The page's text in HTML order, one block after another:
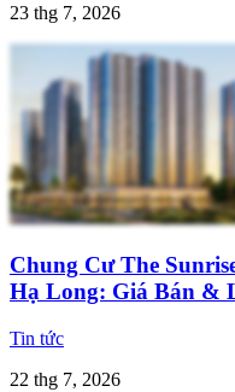
23 thg 7, 2026
Chung Cư The
Hạ Long: Giá Bán &
Tin tức
22 thg 7, 2026